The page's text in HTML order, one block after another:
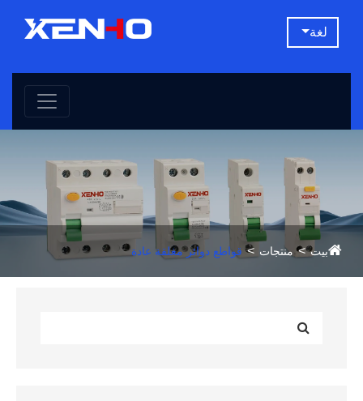
لغة
بيت منتجات قواطع دوائر مغلقة عادة